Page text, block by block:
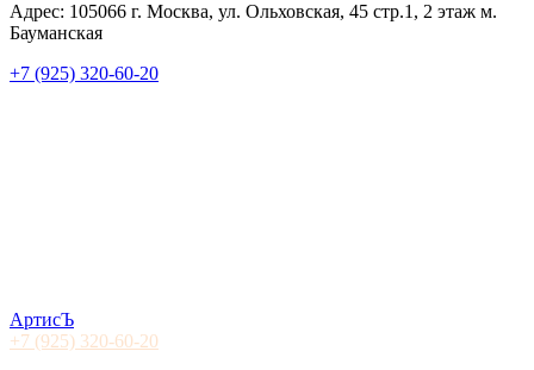
Адрес: 105066 г. Москва, ул. Ольховская, 45 стр.1, 2 этаж м.
Бауманская
+7 (925) 320-60-20
АртисЪ
+7 (925) 320-60-20